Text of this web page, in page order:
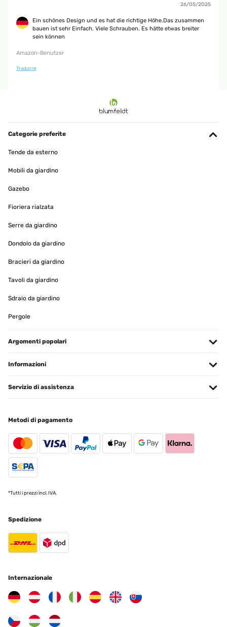
26/05/2025
Ein schönes Design und es hat die richtige Höhe.Das zusammen
bauen ist sehr Einfach. Viele Schrauben. Es hätte etwas breiter
sein können
Amazon-Benutzer
Tradurre
Categorie preferite
Tende da esterno
Mobili da giardino
Gazebo
Fioriera rialzata
Serre da giardino
Dondolo da giardino
Bracieri da giardino
Tavoli da giardino
Sdraio da giardino
Pergole
Argomenti popolari
Informazioni
Servizio di assistenza
Metodi di pagamento
*Tutti i prezzi incl. IVA.
Spedizione
Internazionale